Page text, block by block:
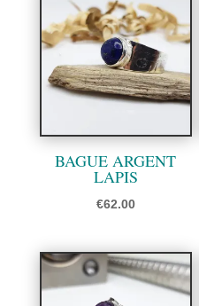
BAGUE ARGENT
LAPIS
€62.00